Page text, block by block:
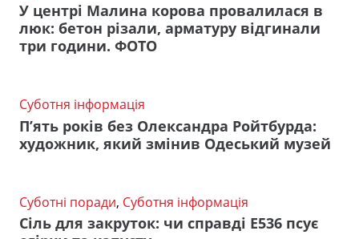
У центрі Малина корова провалилася в
люк: бетон різали, арматуру відгинали
три години. ФОТО
Суботня інформація
П’ять років без Олександра Ройтбурда:
художник, який змінив Одеський музей
Суботні поради, Суботня інформація
Сіль для закруток: чи справді Е536 псує